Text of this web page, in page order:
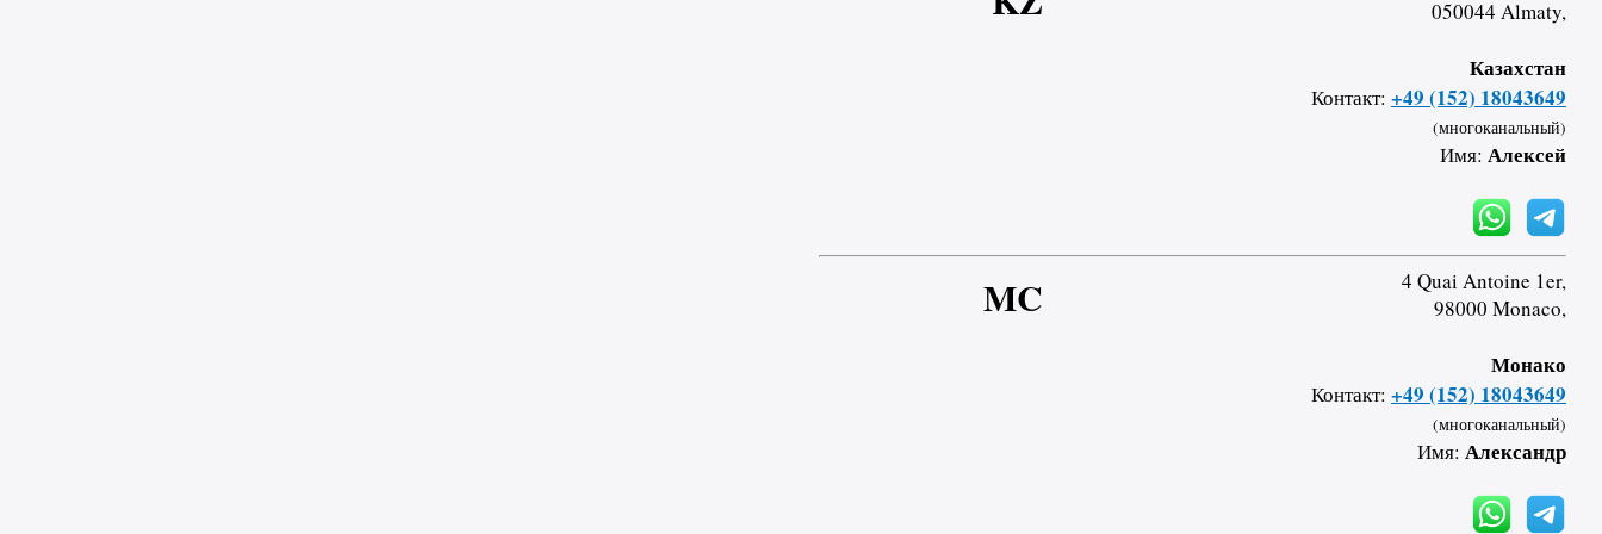
050044 Almaty,
Казахстан
Контакт: +49 (152) 18043649
(многоканальный)
Имя: Алексей
MC
4 Quai Antoine 1er,
98000 Monaco,
Монако
Контакт: +49 (152) 18043649
(многоканальный)
Имя: Александр